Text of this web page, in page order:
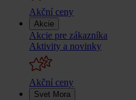
Akční ceny
Akcie
Akcie pre zákazníka
Aktivity a novinky
Akční ceny
Svet Mora